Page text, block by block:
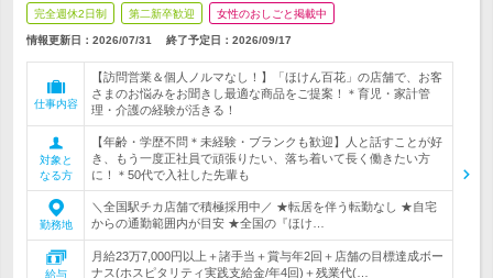
完全週休2日制 第二新卒歓迎 女性のおしごと掲載中
情報更新日：2026/07/31 終了予定日： 2026/09/17
仕事内容
【訪問営業＆個人ノルマなし！】「ほけん百花」の店舗で、お客
さまのお悩みをお聞きし最適な商品をご提案！＊育児・家計管
理・介護の経験が活きる！
対象と
なる方
【年齢・学歴不問＊未経験・ブランクも歓迎】人と話すことが好
き、もう一度正社員で頑張りたい、落ち着いて長く働きたい方
に！＊50代で入社した先輩も
勤務地
＼全国駅チカ店舗で積極採用中／ ★転居を伴う転勤なし ★自宅
からの通勤範囲内が目安 ★全国の『ほけ…
給与
月給23万7,000円以上＋諸手当＋賞与年2回＋店舗の目標達成ボー
ナス(ホスピタリティ実践支給金/年4回)＋残業代(…